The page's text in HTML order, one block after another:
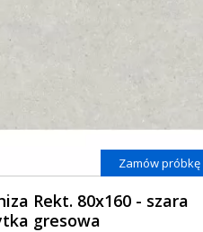
Zamów próbkę
Rekt. 80x160 - szara
gresowa